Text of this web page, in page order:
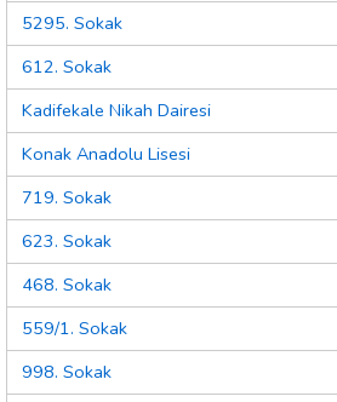
5295. Sokak
612. Sokak
Kadifekale Nikah Dairesi
Konak Anadolu Lisesi
719. Sokak
623. Sokak
468. Sokak
559/1. Sokak
998. Sokak